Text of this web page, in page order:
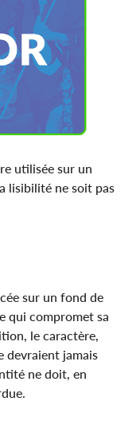
utilisée sur un
lisibilité ne soit pas
sur un fond de
qui compromet sa
le caractère,
devraient jamais
ne doit, en